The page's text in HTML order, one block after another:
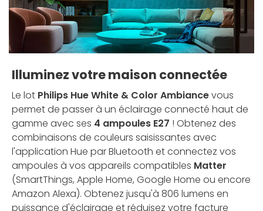
Illuminez votre maison connectée
Le lot Philips Hue White & Color Ambiancevous
permet de passer à un éclairage connecté haut de
gamme avec ses 4 ampoules E27 ! Obtenez des
combinaisons de couleurs saisissantes avec
l'application Hue par Bluetooth et connectez vos
ampoules à vos appareils compatibles Matter
(SmartThings, Apple Home, Google Home ou encore
Amazon Alexa). Obtenez jusqu'à 806 lumens en
puissance d'éclairage et réduisez votre facture